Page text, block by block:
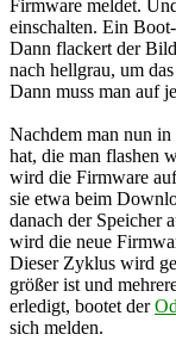
Firmware meldet.
einschalten. Ein
Dann flackert der
nach hellgrau, um
Dann muss man auf
Nachdem man nun
hat, die man flashen
wird die Firmware
sie etwa beim
danach der Speicher
wird die neue
Dieser Zyklus wird
größer ist und
erledigt, bootet der
sich melden.